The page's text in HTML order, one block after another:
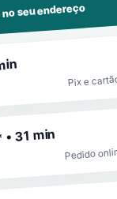
seu endereço
Pix e
31 min
Pedido